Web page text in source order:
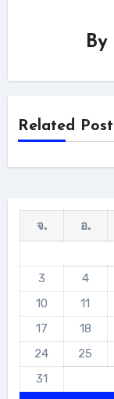
By
Related Post
จ. อ.
3
4
10
11
17
18
24
25
31